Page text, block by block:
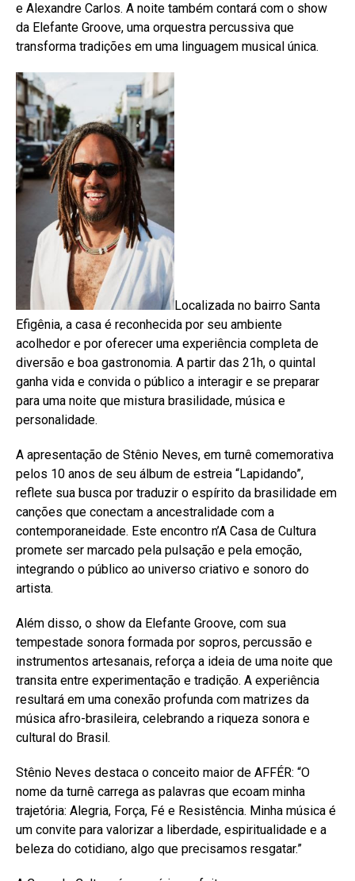
e Alexandre Carlos. A noite também contará com o show
da Elefante Groove, uma orquestra percussiva que
transforma tradições em uma linguagem musical única.
Localizada no bairro Santa
Efigênia, a casa é reconhecida por seu ambiente
acolhedor e por oferecer uma experiência completa de
diversão e boa gastronomia. A partir das 21h, o quintal
ganha vida e convida o público a interagir e se preparar
para uma noite que mistura brasilidade, música e
personalidade.
A apresentação de Stênio Neves, em turnê comemorativa
pelos 10 anos de seu álbum de estreia “Lapidando”,
reflete sua busca por traduzir o espírito da brasilidade em
canções que conectam a ancestralidade com a
contemporaneidade. Este encontro n’A Casa de Cultura
promete ser marcado pela pulsação e pela emoção,
integrando o público ao universo criativo e sonoro do
artista.
Além disso, o show da Elefante Groove, com sua
tempestade sonora formada por sopros, percussão e
instrumentos artesanais, reforça a ideia de uma noite que
transita entre experimentação e tradição. A experiência
resultará em uma conexão profunda com matrizes da
música afro-brasileira, celebrando a riqueza sonora e
cultural do Brasil.
Stênio Neves destaca o conceito maior de AFFÉR: “O
nome da turnê carrega as palavras que ecoam minha
trajetória: Alegria, Força, Fé e Resistência. Minha música é
um convite para valorizar a liberdade, espiritualidade e a
beleza do cotidiano, algo que precisamos resgatar.”